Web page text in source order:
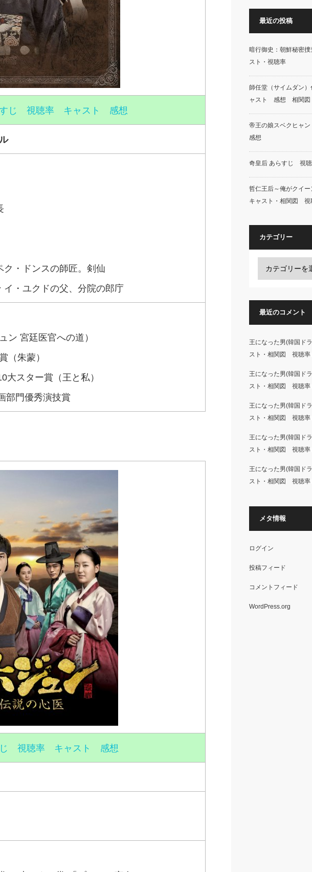
すじ 視聴率 キャスト 感想
・ドンスの師匠。剣仙
・ユクドの父、分院の郎庁
ン 宮廷医官への道）
（朱蒙）
スター賞（王と私）
部門優秀演技賞
じ 視聴率 キャスト 感想
最近の投稿
暗行御史：朝鮮秘密
スト・視聴率
師任堂（サイムダン
ャスト 感想 相関図
帝王の娘スベクヒ
感想
奇皇后 あらすじ 視
哲仁王后～俺がクイ
キャスト・相関図 視
カテゴリー
最近のコメント
王になった男(韓国
スト・相関図 視聴率
王になった男(韓国
スト・相関図 視聴率
王になった男(韓国
スト・相関図 視聴率
王になった男(韓国
スト・相関図 視聴率
王になった男(韓国
スト・相関図 視聴率
メタ情報
ログイン
投稿フィード
コメントフィード
WordPress.org